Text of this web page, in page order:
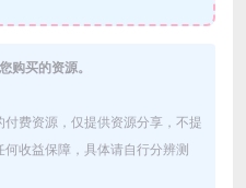
购买的资源。
费资源，仅提供资源分享，不提
收益保障，具体请自行分辨测